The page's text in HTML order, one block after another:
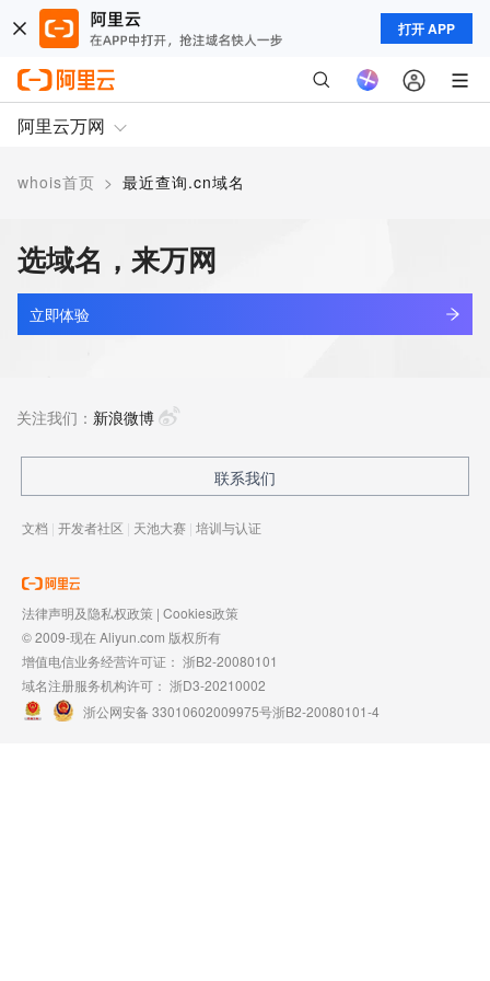
打开 APP
阿里云万网
whois首页 > 最近查询.cn域名
选域名，来万网
立即体验
关注我们： 新浪微博
联系我们
文档 | 开发者社区 | 天池大赛 | 培训与认证
法律声明及隐私权政策 | Cookies政策
© 2009-现在 Aliyun.com 版权所有
增值电信业务经营许可证： 浙B2-20080101
域名注册服务机构许可： 浙D3-20210002
浙公网安备 33010602009975号浙B2-20080101-4